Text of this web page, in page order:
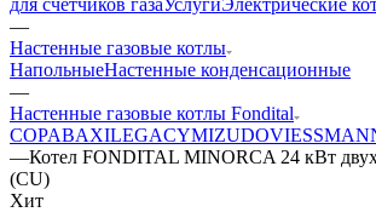
—
Настенные газовые котлы
НапольныеНастенные конденсационные
—
Настенные газовые котлы Fondital
COPABAXILEGACYMIZUDO
—Котел FONDITAL MINORCA 24 кВт
(CU)
Хит